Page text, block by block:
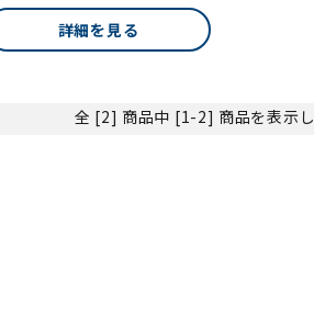
詳細を見る
全 [2] 商品中 [1-2] 商品を表示